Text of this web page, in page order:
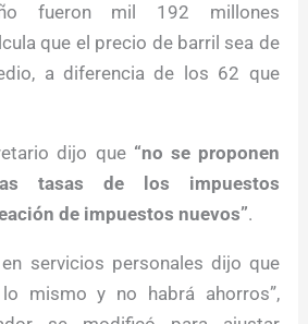
fueron mil 192 millones
que el precio de barril sea de
a diferencia de los 62 que
dijo que “no se proponen
tasas de los impuestos
de impuestos nuevos”.
servicios personales dijo que
lo mismo y no habrá ahorros”,